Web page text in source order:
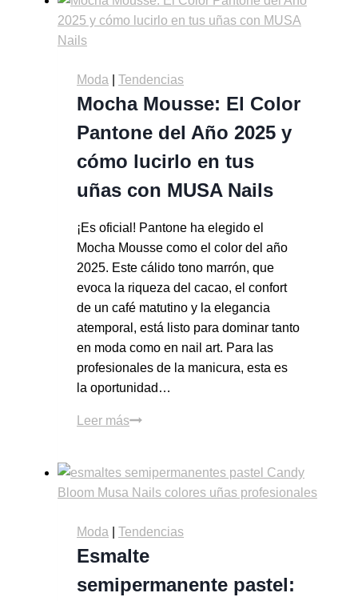
Moda Tendencias
Mocha Mousse: El Color
Pantone del Año 2025 y
cómo lucirlo en tus
uñas con MUSA Nails
¡Es oficial! Pantone ha elegido el
Mocha Mousse como el color del año
2025. Este cálido tono marrón, que
evoca la riqueza del cacao, el confort
de un café matutino y la elegancia
atemporal, está listo para dominar tanto
en moda como en nail art. Para las
profesionales de la manicura, esta es
la oportunidad…
Leer más
Moda Tendencias
Esmalte
semipermanente pastel: